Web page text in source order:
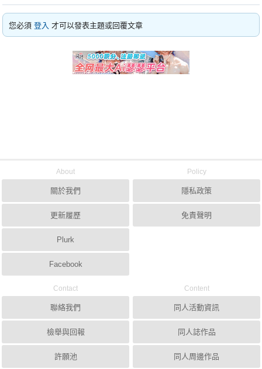
您必須登入 才可以發表主題或回覆文章
About
關於我們
更新履歷
Plurk
Facebook
Policy
隱私政策
免責聲明
Contact
聯絡我們
檢舉與回報
許願池
Content
同人活動資訊
同人誌作品
同人周邊作品